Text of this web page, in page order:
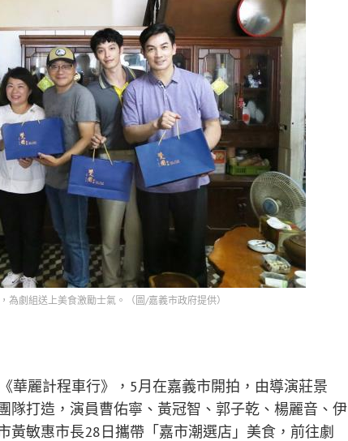
為劇組送上美食激勵士氣。（圖/嘉義市政府提供）
華麗計程車行》，5月在嘉義市開拍，由導演莊景
隊打造，演員曹佑寧、黃冠智、郭子乾、楊麗音、伊
黃敏惠市長28日攜帶「嘉市潮選店」美食，前往劇